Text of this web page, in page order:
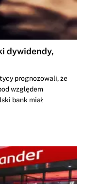
dywidendy,
prognozowali, że
względem
bank miał